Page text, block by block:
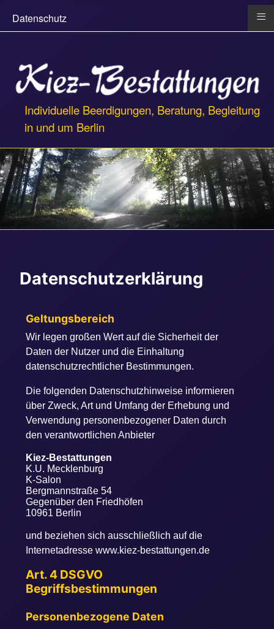
Datenschutz ≡
Individuelle Beerdigungen, Beratung, Begleitung
in und um Berlin
Datenschutzerklärung
Geltungsbereich
Wir legen großen Wert auf die Sicherheit der
Daten der Nutzer und die Einhaltung
datenschutzrechtlicher Bestimmungen.
Die folgenden Datenschutzhinweise informieren
über Zweck, Art und Umfang der Erhebung und
Verwendung personenbezogener Daten durch
den verantwortlichen Anbieter
Kiez-Bestattungen
K.U. Mecklenburg
K-Salon
Bergmannstraße 54
Gegenüber den Friedhöfen
10961 Berlin
und beziehen sich ausschließlich auf die
Internetadresse www.kiez-bestattungen.de
Art. 4 DSGVO
Begriffsbestimmungen
Personenbezogene Daten